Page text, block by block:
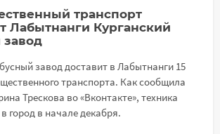
транспорт
Лабытнанги Курганский
завод
завод доставит в Лабытнанги 15
транспорта. Как сообщила
Трескова во «Вконтакте», техника
город в начале декабря.